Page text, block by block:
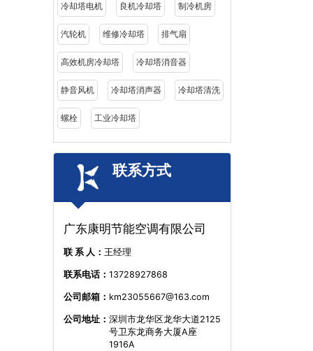
冷却塔电机 良机冷却塔 制冷机房
汽轮机 维修冷却塔 排气扇
高效机房冷却塔 冷却塔消音器
静音风机 冷却塔消声器 冷却塔清洗
螺栓 工业冷却塔
联系方式
广东康明节能空调有限公司
联 系 人： 王经理
联系电话： 13728927868
公司邮箱： km23055667@163.com
公司地址： 深圳市龙华区龙华大道2125
号卫东龙商务大厦A座
1916A